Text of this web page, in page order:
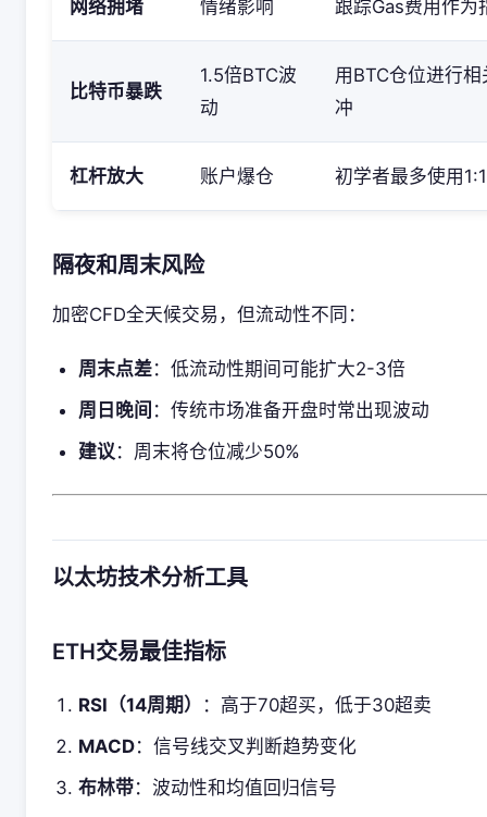
网络拥堵 情绪影响 跟踪Gas费用作为
比特币暴跌
1.5倍BTC波
动
用BTC仓位进行相
冲
杠杆放大 账户爆仓 初学者最多使用
隔夜和周末风险
加密CFD全天候交易，但流动性不同：
周末点差：低流动性期间可能扩大2-3倍
周日晚间 ：传统市场准备开盘时常出现波动
建议：周末将仓位减少50%
以太坊技术分析工具
ETH交易最佳指标
RSI（14周期）
：高于70超买，低于30超卖
MACD：信号线交叉判断趋势变化
布林带：波动性和均值回归信号